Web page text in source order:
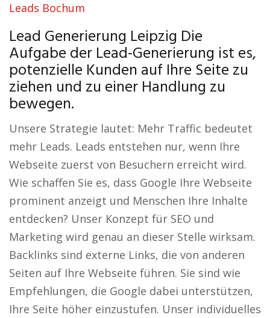
Leads Bochum
Lead Generierung Leipzig Die
Aufgabe der Lead-Generierung ist es,
potenzielle Kunden auf Ihre Seite zu
ziehen und zu einer Handlung zu
bewegen.
Unsere Strategie lautet: Mehr Traffic bedeutet
mehr Leads. Leads entstehen nur, wenn Ihre
Webseite zuerst von Besuchern erreicht wird.
Wie schaffen Sie es, dass Google Ihre Webseite
prominent anzeigt und Menschen Ihre Inhalte
entdecken? Unser Konzept für SEO und
Marketing wird genau an dieser Stelle wirksam.
Backlinks sind externe Links, die von anderen
Seiten auf Ihre Webseite führen. Sie sind wie
Empfehlungen, die Google dabei unterstützen,
Ihre Seite höher einzustufen. Unser individuelles